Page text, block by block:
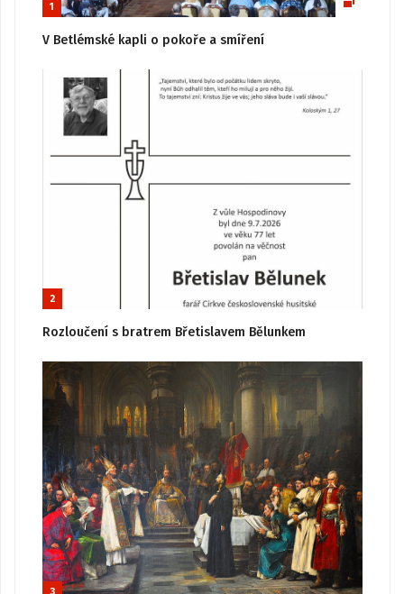
1
V Betlémské kapli o pokoře a smíření
2
Rozloučení s bratrem Břetislavem Bělunkem
3